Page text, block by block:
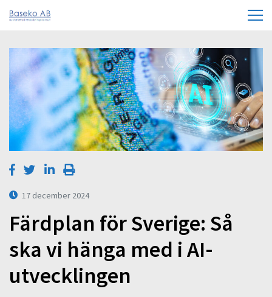
17 december 2024
Färdplan för Sverige: Så
ska vi hänga med i AI-
utvecklingen